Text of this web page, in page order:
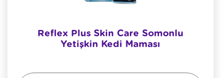
Reflex Plus Skin Care Somonlu
Yetişkin Kedi Maması